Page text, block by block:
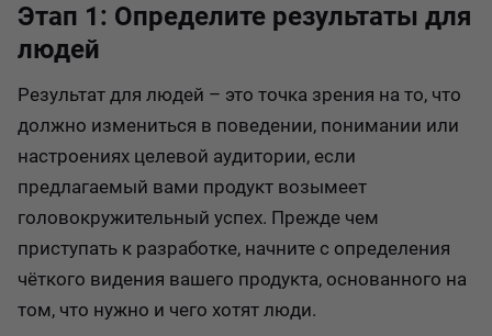
Этап 1: Определите результаты для
людей
Результат для людей – это точка зрения на то, что
должно измениться в поведении, понимании или
настроениях целевой аудитории, если
предлагаемый вами продукт возымеет
головокружительный успех. Прежде чем
приступать к разработке, начните с определения
чёткого видения вашего продукта, основанного на
том, что нужно и чего хотят люди.